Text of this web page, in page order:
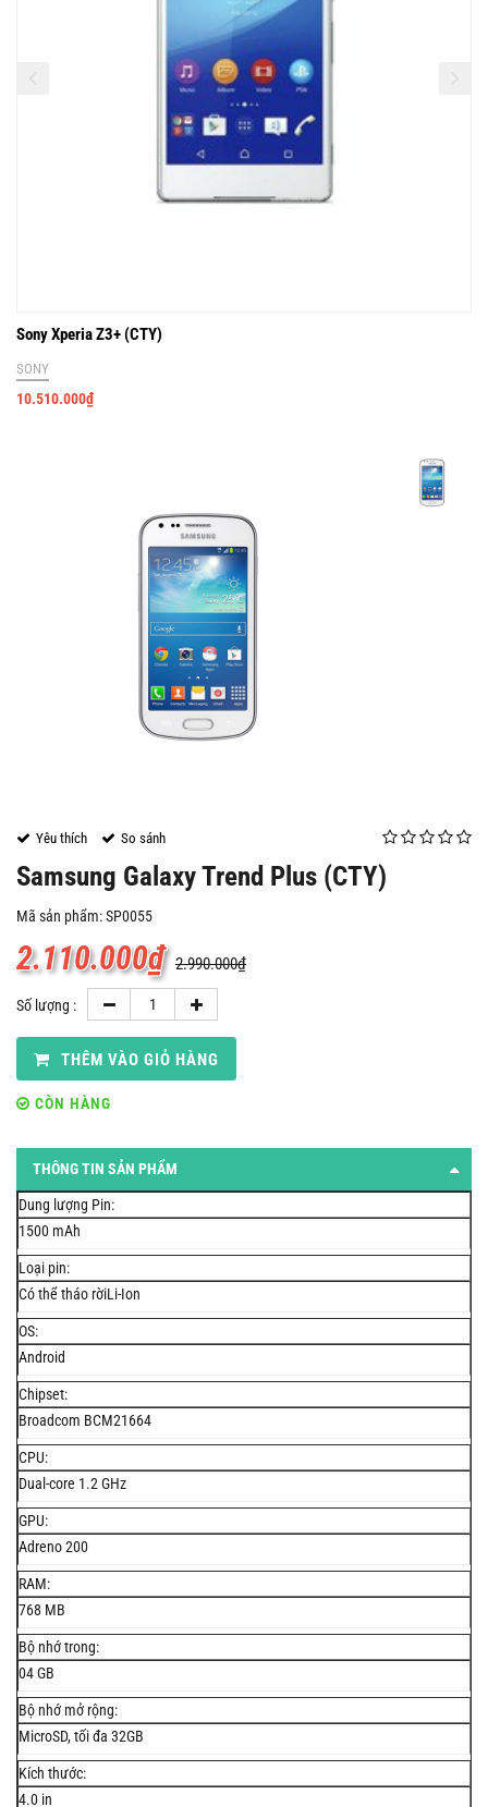
Sony Xperia Z3+ (CTY)
SONY
10.510.000₫
Yêu thích So sánh
Samsung Galaxy Trend Plus (CTY)
Mã sản phẩm: SP0055
2.110.000₫ 2.990.000₫
Số lượng :
THÊM VÀO GIỎ HÀNG
CÒN HÀNG
THÔNG TIN SẢN PHẨM
Dung lượng Pin:
1500 mAh
Loại pin:
Có thể tháo rờiLi-Ion
OS:
Android
Chipset:
Broadcom BCM21664
CPU:
Dual-core 1.2 GHz
GPU:
Adreno 200
RAM:
768 MB
Bộ nhớ trong:
04 GB
Bộ nhớ mở rộng:
MicroSD, tối đa 32GB
Kích thước:
4.0 in